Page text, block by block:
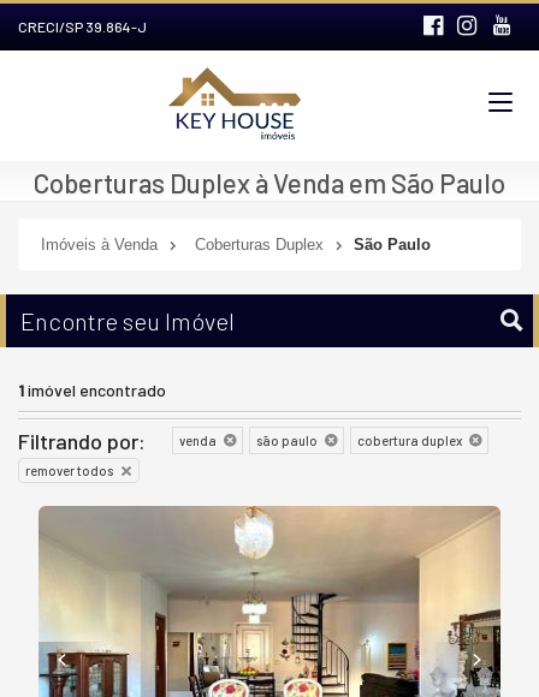
CRECI/SP 39.864-J
Coberturas Duplex à Venda em São Paulo
Imóveis à Venda Coberturas Duplex São Paulo
Encontre seu Imóvel
1imóvel encontrado
Filtrando por: venda são paulo
cobertura duplex
remover todos